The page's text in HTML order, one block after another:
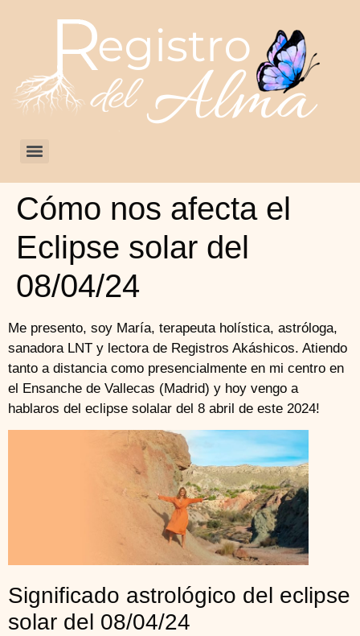
Cómo nos afecta el
Eclipse solar del
08/04/24
Me presento, soy María, terapeuta holística, astróloga,
sanadora LNT y lectora de Registros Akáshicos. Atiendo
tanto a distancia como presencialmente en mi centro en
el Ensanche de Vallecas (Madrid) y hoy vengo a
hablaros del eclipse solalar del 8 abril de este 2024!
Significado astrológico del eclipse
solar del 08/04/24